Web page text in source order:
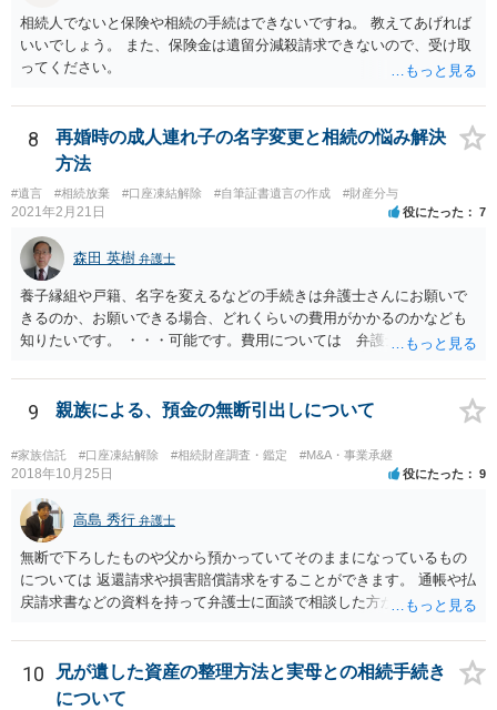
相続人でないと保険や相続の手続はできないですね。 教えてあげれば
いいでしょう。 また、保険金は遺留分減殺請求できないので、受け取
ってください。
8
再婚時の成人連れ子の名字変更と相続の悩み解決
方法
#遺言 #相続放棄 #口座凍結解除 #自筆証書遺言の作成 #財産分与
2021年2月21日 役にたった 7
森田 英樹 弁護士
養子縁組や戸籍、名字を変えるなどの手続きは弁護士さんにお願いで
きるのか、お願いできる場合、どれくらいの費用がかかるのかなども
知りたいです。 ・・・可能です。費用については 弁護士と直接面談
ています。 やはり、成人した子のことまでごちゃごちゃ考えず、自分
の事だけ考えるべきなのでしょうか ・・・お子さんの事をまで含め良
い解決案があればお悩みになるのは当然と言えば当然のことです。 彼
と親子関係を結びたいと思っているが、名字は変えたくない・・・養
子縁組の必要があり 氏も変更することになります。 しかし 彼は成人
しているとは言え、自分の子と私の連れ子、全て平等にしたいと希
望。もちろん私もそうできればと思います。 ・・・婚姻前の契約 あ
るいは 遺言書などで その意思を実現する方法はあります。 弁護
士に相談してみてください。
9 親族による、預金の無断引出しについて
#家族信託 #口座凍結解除 #相続財産調査・鑑定 #M&A・事業承継
2018年10月25日 役にたった 9
高島 秀行 弁護士
無断で下ろしたものや父から預かっていてそのままになっているもの
については 返還請求や損害賠償請求をすることができます。 通帳や払
戻請求書などの資料を持って弁護士に面談で相談した方がよいと思い
10
兄が遺した資産の整理方法と実母との相続手続き
について